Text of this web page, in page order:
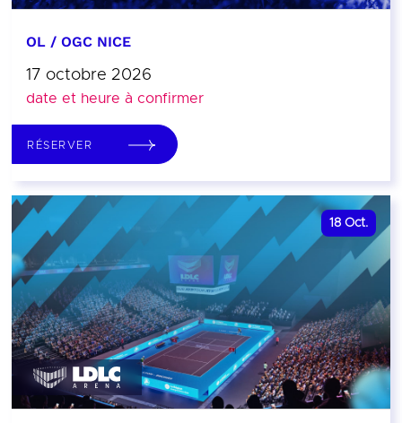
OL / OGC NICE
17 octobre 2026
date et heure à confirmer
RÉSERVER
18 Oct.